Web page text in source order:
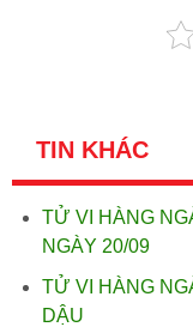
TIN KHÁC
TỬ VI HÀNG
NGÀY 20/09
TỬ VI HÀNG
DẬU